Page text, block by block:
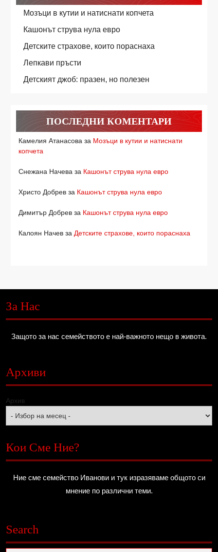
Мозъци в кутии и натиснати копчета
Кашонът струва нула евро
Детските страхове, които пораснаха
Лепкави пръсти
Детският джоб: празен, но полезен
ПОСЛЕДНИ КОМЕНТАРИ
Камелия Атанасова за Мозъци в кутии и натиснати
копчета
Снежана Начева за Кашонът струва нула евро
Христо Добрев за Кашонът струва нула евро
Димитър Добрев за Кашонът струва нула евро
Калоян Начев за Детските страхове, които пораснаха
За Нас
Защото за нас семейството е най-важното нещо в живота.
Архиви
Архив
Кои Сме Ние?
Ние сме семейство Иванови и тук изразяваме общото си
мнение по различни теми.
Search